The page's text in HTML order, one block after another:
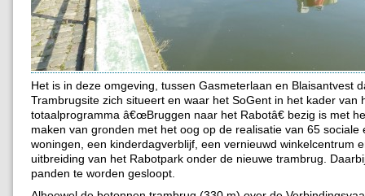
Het is in deze omgeving, tussen Gasmeterlaan en Blaisantvest
Trambrugsite zich situeert en waar het SoGent in het kader van
totaalprogramma â€œBruggen naar het Rabotâ€ bezig is met
maken van gronden met het oog op de realisatie van 65 sociale
woningen, een kinderdagverblijf, een vernieuwd winkelcentrum
uitbreiding van het Rabotpark onder de nieuwe trambrug.
panden te worden gesloopt.